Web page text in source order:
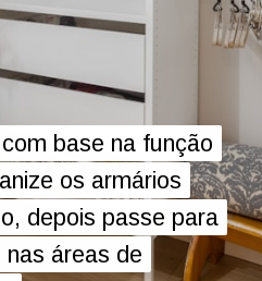
base na função
os armários
depois passe para
áreas de
base na função
os armários
depois passe para
áreas de